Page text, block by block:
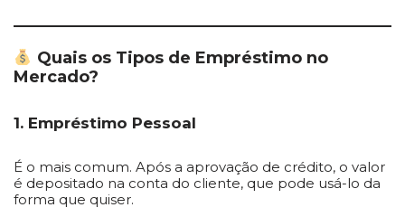
Quais os Tipos de Empréstimo no
Mercado?
1. Empréstimo Pessoal
É o mais comum. Após a aprovação de crédito, o valor
é depositado na conta do cliente, que pode usá-lo da
forma que quiser.